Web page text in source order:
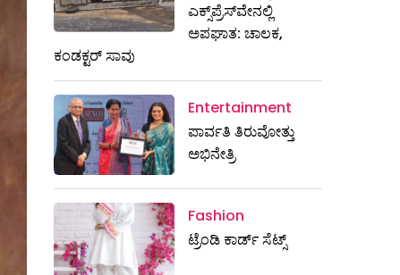
ಎಕ್ಸ್​ಪ್ರೆಸ್‌ವೇನಲ್ಲಿ
ಅಪಘಾತ: ಚಾಲಕ,
ಕಂಡಕ್ಟರ್ ಸಾವು
Entertainment
ಪಾರ್ವತಿ ತಿರುವೋತ್ತು
ಅಭಿನೇತ್ರಿ
Fashion
ಟ್ರೆಂಡಿ ಕಾರ್ಡ್‌ ಸೆಟ್ಸ್